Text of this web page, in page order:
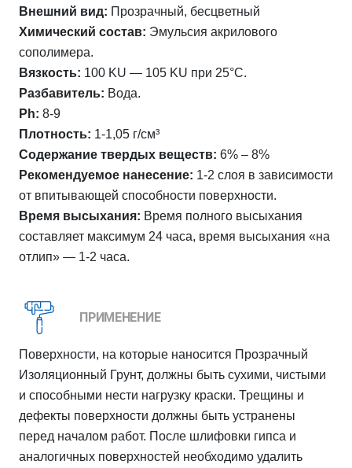
Внешний вид: Прозрачный, бесцветный
Химический состав: Эмульсия акрилового
сополимера.
Вязкость: 100 KU — 105 KU при 25°C.
Разбавитель: Вода.
Ph: 8-9
Плотность: 1-1,05 г/см³
Содержание твердых веществ: 6% – 8%
Рекомендуемое нанесение: 1-2 слоя в зависимости
от впитывающей способности поверхности.
Время высыхания: Время полного высыхания
составляет максимум 24 часа, время высыхания «на
отлип» — 1-2 часа.
ПРИМЕНЕНИЕ
Поверхности, на которые наносится Прозрачный
Изоляционный Грунт, должны быть сухими, чистыми
и способными нести нагрузку краски. Трещины и
дефекты поверхности должны быть устранены
перед началом работ. После шлифовки гипса и
аналогичных поверхностей необходимо удалить